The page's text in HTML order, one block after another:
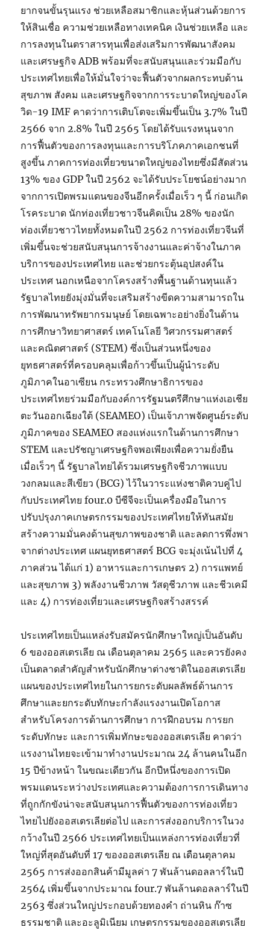
ยากจนขั้นรุนแรง ช่วยเหลือสมาชิกและหุ้นส่วนด้วยการ
ให้สินเชื่อ ความช่วยเหลือทางเทคนิค เงินช่วยเหลือ และ
การลงทุนในตราสารทุนเพื่อส่งเสริมการพัฒนาสังคม
และเศรษฐกิจ ADB พร้อมที่จะสนับสนุนและร่วมมือกับ
ประเทศไทยเพื่อให้มั่นใจว่าจะฟื้นตัวจากผลกระทบด้าน
สุขภาพ สังคม และเศรษฐกิจจากการระบาดใหญ่ของโค
วิด-19 IMF คาดว่าการเติบโตจะเพิ่มขึ้นเป็น 3.7% ในปี
2566 จาก 2.8% ในปี 2565 โดยได้รับแรงหนุนจาก
การฟื้นตัวของการลงทุนและการบริโภคภาคเอกชนที่
สูงขึ้น ภาคการท่องเที่ยวขนาดใหญ่ของไทยซึ่งมีสัดส่วน
13% ของ GDP ในปี 2562 จะได้รับประโยชน์อย่างมาก
จากการเปิดพรมแดนของจีนอีกครั้งเมื่อเร็ว ๆ นี้ ก่อนเกิด
โรคระบาด นักท่องเที่ยวชาวจีนคิดเป็น 28% ของนัก
ท่องเที่ยวชาวไทยทั้งหมดในปี 2562 การท่องเที่ยวจีนที่
เพิ่มขึ้นจะช่วยสนับสนุนการจ้างงานและค่าจ้างในภาค
บริการของประเทศไทย และช่วยกระตุ้นอุปสงค์ใน
ประเทศ นอกเหนือจากโครงสร้างพื้นฐานด้านทุนแล้ว
รัฐบาลไทยยังมุ่งมั่นที่จะเสริมสร้างขีดความสามารถใน
การพัฒนาทรัพยากรมนุษย์ โดยเฉพาะอย่างยิ่งในด้าน
การศึกษาวิทยาศาสตร์ เทคโนโลยี วิศวกรรมศาสตร์
และคณิตศาสตร์ (STEM) ซึ่งเป็นส่วนหนึ่งของ
ยุทธศาสตร์ที่ครอบคลุมเพื่อก้าวขึ้นเป็นผู้นำระดับ
ภูมิภาคในอาเซียน กระทรวงศึกษาธิการของ
ประเทศไทยร่วมมือกับองค์การรัฐมนตรีศึกษาแห่งเอเชีย
ตะวันออกเฉียงใต้ (SEAMEO) เป็นเจ้าภาพจัดศูนย์ระดับ
ภูมิภาคของ SEAMEO สองแห่งแรกในด้านการศึกษา
STEM และปรัชญาเศรษฐกิจพอเพียงเพื่อความยั่งยืน
เมื่อเร็วๆ นี้ รัฐบาลไทยได้รวมเศรษฐกิจชีวภาพแบบ
วงกลมและสีเขียว (BCG) ไว้ในวาระแห่งชาติควบคู่ไป
กับประเทศไทย four.0 บีซีจีจะเป็นเครื่องมือในการ
ปรับปรุงภาคเกษตรกรรมของประเทศไทยให้ทันสมัย ​​
สร้างความมั่นคงด้านสุขภาพของชาติ และลดการพึ่งพา
จากต่างประเทศ แผนยุทธศาสตร์ BCG จะมุ่งเน้นไปที่ 4
ภาคส่วน ได้แก่ 1) อาหารและการเกษตร 2) การแพทย์
และสุขภาพ 3) พลังงานชีวภาพ วัสดุชีวภาพ และชีวเคมี
และ 4) การท่องเที่ยวและเศรษฐกิจสร้างสรรค์
ประเทศไทยเป็นแหล่งรับสมัครนักศึกษาใหญ่เป็นอันดับ
6 ของออสเตรเลีย ณ เดือนตุลาคม 2565 และควรยังคง
เป็นตลาดสำคัญสำหรับนักศึกษาต่างชาติในออสเตรเลีย
แผนของประเทศไทยในการยกระดับผลลัพธ์ด้านการ
ศึกษาและยกระดับทักษะกำลังแรงงานเปิดโอกาส
สำหรับโครงการด้านการศึกษา การฝึกอบรม การยก
ระดับทักษะ และการเพิ่มทักษะของออสเตรเลีย คาดว่า
แรงงานไทยจะเข้ามาทำงานประมาณ 24 ล้านคนในอีก
15 ปีข้างหน้า ในขณะเดียวกัน อีกปีหนึ่งของการเปิด
พรมแดนระหว่างประเทศและความต้องการการเดินทาง
ที่ถูกกักขังน่าจะสนับสนุนการฟื้นตัวของการท่องเที่ยว
ไทยไปยังออสเตรเลียต่อไป และการส่งออกบริการในวง
กว้างในปี 2566 ประเทศไทยเป็นแหล่งการท่องเที่ยวที่
ใหญ่ที่สุดอันดับที่ 17 ของออสเตรเลีย ณ เดือนตุลาคม
2565 การส่งออกสินค้ามีมูลค่า 7 พันล้านดอลลาร์ในปี
2564 เพิ่มขึ้นจากประมาณ four.7 พันล้านดอลลาร์ในปี
2563 ซึ่งส่วนใหญ่ประกอบด้วยทองคำ ถ่านหิน ก๊าซ
ธรรมชาติ และอะลูมิเนียม เกษตรกรรมของออสเตรเลีย